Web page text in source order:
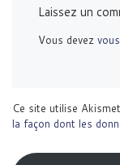
Laissez un
Vous devez
Ce site utilise
la façon dont les